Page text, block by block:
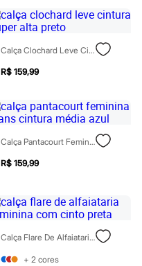
Calça Clochard Leve Cintura Super Alta Preto
R$ 159,99
Calça Pantacourt Feminina Jeans Cintura Média Azul
R$ 159,99
Calça Flare De Alfaiataria Feminina Com Cinto Preta
+ 2 cores